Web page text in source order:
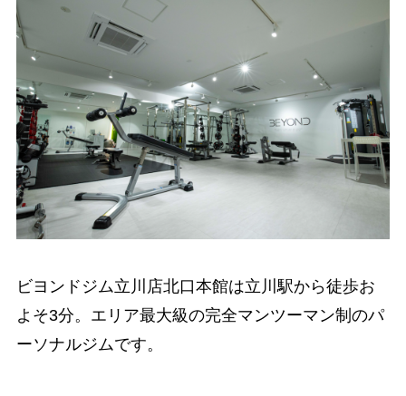
ビヨンドジム立川店北口本館は立川駅から徒歩お
よそ3分。エリア最大級の完全マンツーマン制のパ
ーソナルジムです。